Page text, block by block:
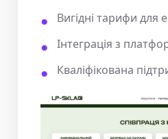
Вигідні тарифи для
Інтеграція з
Кваліфікована